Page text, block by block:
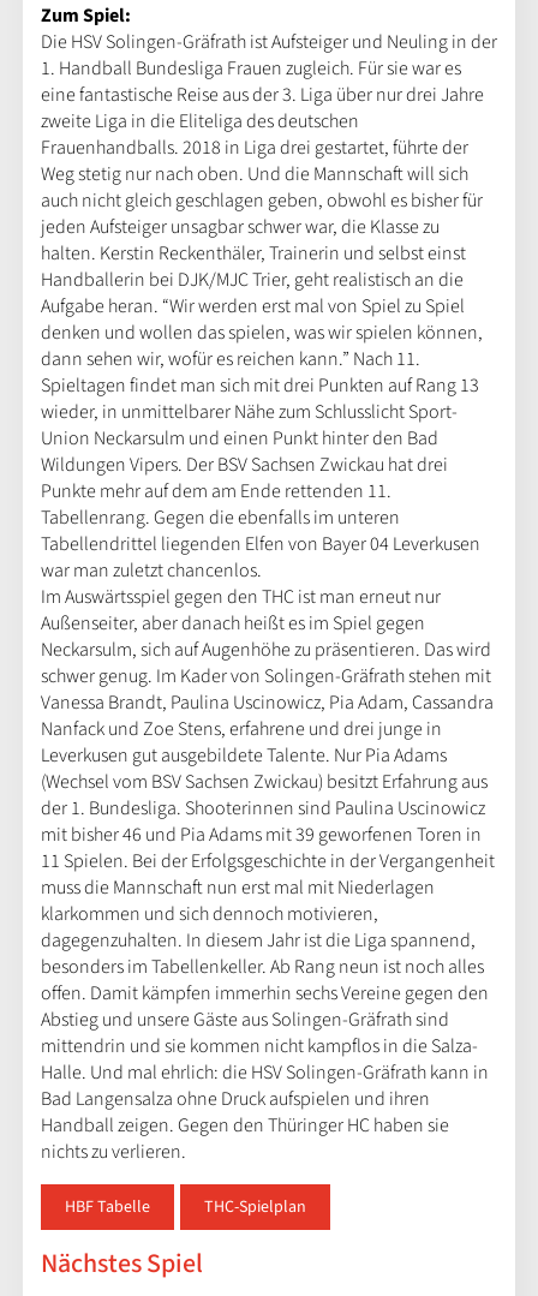
Zum Spiel:
Die HSV Solingen-Gräfrath ist Aufsteiger und Neuling in der
1. Handball Bundesliga Frauen zugleich. Für sie war es
eine fantastische Reise aus der 3. Liga über nur drei Jahre
zweite Liga in die Eliteliga des deutschen
Frauenhandballs. 2018 in Liga drei gestartet, führte der
Weg stetig nur nach oben. Und die Mannschaft will sich
auch nicht gleich geschlagen geben, obwohl es bisher für
jeden Aufsteiger unsagbar schwer war, die Klasse zu
halten. Kerstin Reckenthäler, Trainerin und selbst einst
Handballerin bei DJK/MJC Trier, geht realistisch an die
Aufgabe heran. “Wir werden erst mal von Spiel zu Spiel
denken und wollen das spielen, was wir spielen können,
dann sehen wir, wofür es reichen kann.” Nach 11.
Spieltagen findet man sich mit drei Punkten auf Rang 13
wieder, in unmittelbarer Nähe zum Schlusslicht Sport-
Union Neckarsulm und einen Punkt hinter den Bad
Wildungen Vipers. Der BSV Sachsen Zwickau hat drei
Punkte mehr auf dem am Ende rettenden 11.
Tabellenrang. Gegen die ebenfalls im unteren
Tabellendrittel liegenden Elfen von Bayer 04 Leverkusen
war man zuletzt chancenlos.
Im Auswärtsspiel gegen den THC ist man erneut nur
Außenseiter, aber danach heißt es im Spiel gegen
Neckarsulm, sich auf Augenhöhe zu präsentieren. Das wird
schwer genug. Im Kader von Solingen-Gräfrath stehen mit
Vanessa Brandt, Paulina Uscinowicz, Pia Adam, Cassandra
Nanfack und Zoe Stens, erfahrene und drei junge in
Leverkusen gut ausgebildete Talente. Nur Pia Adams
(Wechsel vom BSV Sachsen Zwickau) besitzt Erfahrung aus
der 1. Bundesliga. Shooterinnen sind Paulina Uscinowicz
mit bisher 46 und Pia Adams mit 39 geworfenen Toren in
11 Spielen. Bei der Erfolgsgeschichte in der Vergangenheit
muss die Mannschaft nun erst mal mit Niederlagen
klarkommen und sich dennoch motivieren,
dagegenzuhalten. In diesem Jahr ist die Liga spannend,
besonders im Tabellenkeller. Ab Rang neun ist noch alles
offen. Damit kämpfen immerhin sechs Vereine gegen den
Abstieg und unsere Gäste aus Solingen-Gräfrath sind
mittendrin und sie kommen nicht kampflos in die Salza-
Halle. Und mal ehrlich: die HSV Solingen-Gräfrath kann in
Bad Langensalza ohne Druck aufspielen und ihren
Handball zeigen. Gegen den Thüringer HC haben sie
nichts zu verlieren.
HBF Tabelle THC-Spielplan
Nächstes Spiel